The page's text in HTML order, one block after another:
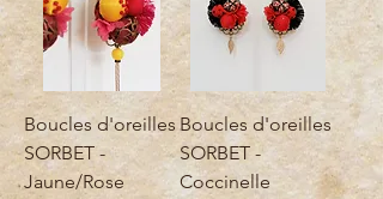
Boucles d'oreilles
SORBET -
Jaune/Rose
Boucles d'oreilles
SORBET -
Coccinelle